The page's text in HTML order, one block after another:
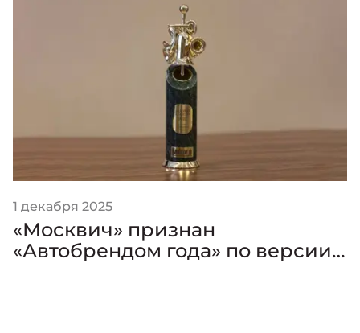
1 декабря 2025
«Москвич» признан
«Автобрендом года» по версии